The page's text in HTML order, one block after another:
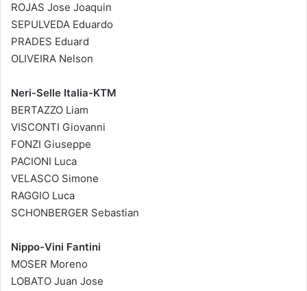
ROJAS Jose Joaquin
SEPULVEDA Eduardo
PRADES Eduard
OLIVEIRA Nelson
Neri-Selle Italia-KTM
BERTAZZO Liam
VISCONTI Giovanni
FONZI Giuseppe
PACIONI Luca
VELASCO Simone
RAGGIO Luca
SCHONBERGER Sebastian
Nippo-Vini Fantini
MOSER Moreno
LOBATO Juan Jose